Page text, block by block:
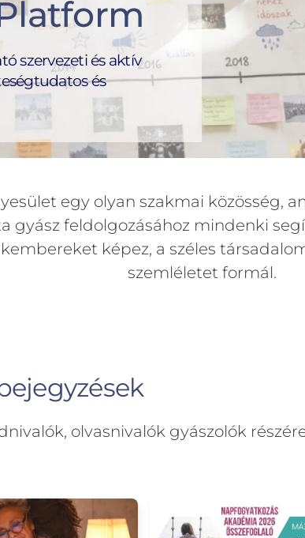
szervezeti és aktív
és
egy olyan szakmai közösség,
gyász feldolgozásához mindenki
képez, a széles
szemléletet formál.
olvasnivalók gyászolók